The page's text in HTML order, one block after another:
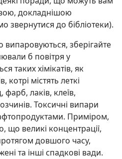
докладнішою
звернутися до бібліотеки).
випаровуються, зберігайте
б повітря у
таких хімікатів, як
містять леткі
лаків, клеїв,
Токсичні випари
Приміром,
що великі концентрації,
довшого часу,
та інші спадкові вади.